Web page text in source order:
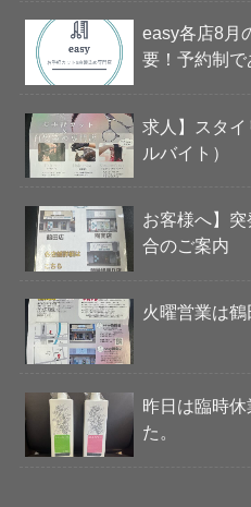
easy各店8月
要！予約制で
求人】スタ
ルバイト）
お客様へ】
合のご案内
火曜営業は鶴
昨日は臨時
た。